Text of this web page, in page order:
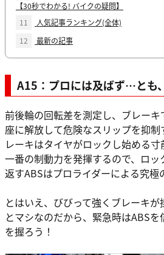
【30秒でわかる! バイクの疑問】
11
人気記事ランキング(全体)
12
最新の記事
A15：プロには及ばず…とも
前後輪の回転差を測定し、ブレー
座に解放して危険なスリップを抑
レーキはタイヤがロックし始める
一番の制動力を発揮するので、ロッ
返すABSはプロライダーによる究極
とはいえ、びびって強くブレーキ
とマシなのだから、緊急時はABS
を握ろう！